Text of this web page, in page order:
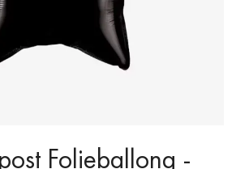
Folieballong -